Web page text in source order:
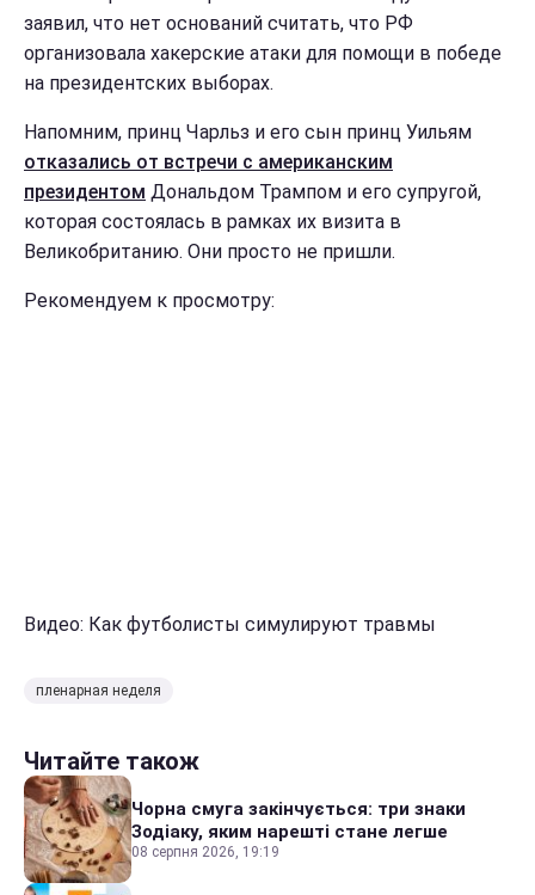
заявил, что нет оснований считать, что РФ
организовала хакерские атаки для помощи в победе
на президентских выборах.
Напомним, принц Чарльз и его сын принц Уильям
отказались от встречи с американским
президентом Дональдом Трампом и его супругой,
которая состоялась в рамках их визита в
Великобританию. Они просто не пришли.
Рекомендуем к просмотру:
Видео: Как футболисты симулируют травмы
пленарная неделя
Читайте також
Чорна смуга закінчується: три знаки
Зодіаку, яким нарешті стане легше
08 серпня 2026, 19:19